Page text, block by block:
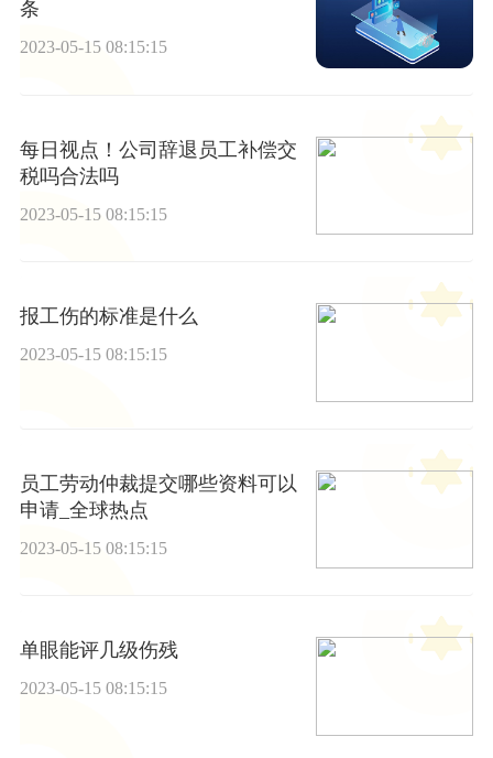
条
2023-05-15 08:15:15
每日视点！公司辞退员工补偿交
税吗合法吗
2023-05-15 08:15:15
报工伤的标准是什么
2023-05-15 08:15:15
员工劳动仲裁提交哪些资料可以
申请_全球热点
2023-05-15 08:15:15
单眼能评几级伤残
2023-05-15 08:15:15